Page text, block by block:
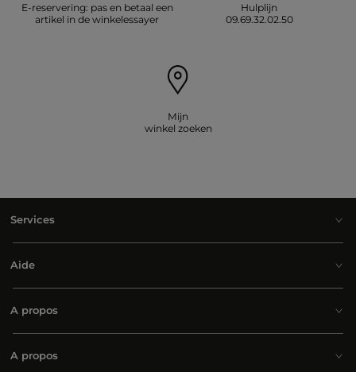
E-reservering: pas en betaal een
artikel in de winkelessayer
Hulplijn
09.69.32.02.50
Mijn
winkel zoeken
Services
Aide
A propos
A propos